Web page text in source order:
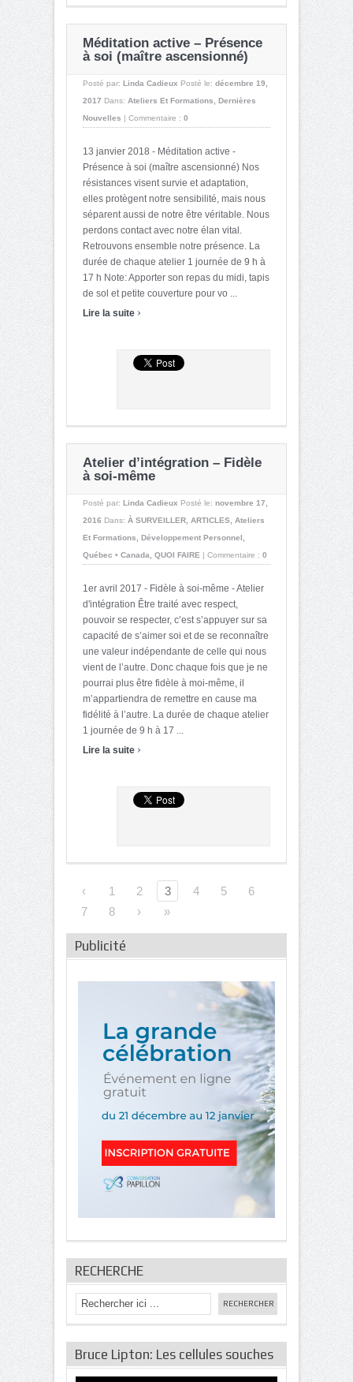
Méditation active – Présence
à soi (maître ascensionné)
Posté par: Linda Cadieux Posté le: décembre 19,
2017 Dans: Ateliers Et Formations
Dernières
Nouvelles | Commentaire : 0
13 janvier 2018 - Méditation active -
Présence à soi (maître ascensionné) Nos
résistances visent survie et adaptation,
elles protègent notre sensibilité, mais nous
séparent aussi de notre être véritable. Nous
perdons contact avec notre élan vital.
Retrouvons ensemble notre présence. La
durée de chaque atelier 1 journée de 9 h à
17 h Note: Apporter son repas du midi, tapis
de sol et petite couverture pour vo ...
Lire la suite ›
Atelier d’intégration – Fidèle
à soi-même
Posté par: Linda Cadieux Posté le: novembre 17,
2016 Dans: À SURVEILLER ARTICLES
Ateliers
Et Formations
Développement Personnel
Québec • Canada
QUOI FAIRE | Commentaire : 0
1er avril 2017 - Fidèle à soi-même - Atelier
d'intégration Être traité avec respect,
pouvoir se respecter, c’est s’appuyer sur sa
capacité de s’aimer soi et de se reconnaître
une valeur indépendante de celle qui nous
vient de l’autre. Donc chaque fois que je ne
pourrai plus être fidèle à moi-même, il
m’appartiendra de remettre en cause ma
fidélité à l’autre. La durée de chaque atelier
1 journée de 9 h à 17 ...
Lire la suite ›
‹ 1 2 3 4 5
6
7
8 › »
Publicité
RECHERCHE
Bruce Lipton: Les cellules souches